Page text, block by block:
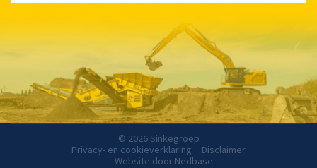
© 2026 Sinkegroep
Privacy- en cookieverklaring
Disclaimer
Website door Nedbase